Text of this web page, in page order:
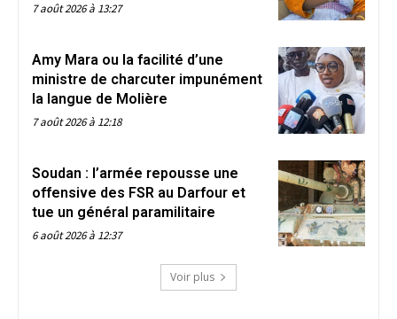
7 août 2026 à 13:27
Amy Mara ou la facilité d’une
ministre de charcuter impunément
la langue de Molière
7 août 2026 à 12:18
Soudan : l’armée repousse une
offensive des FSR au Darfour et
tue un général paramilitaire
6 août 2026 à 12:37
Voir plus